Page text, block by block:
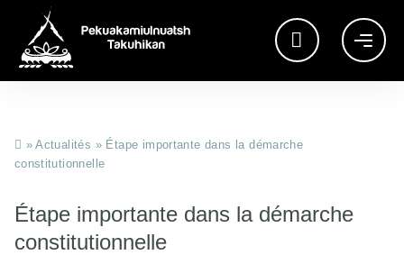
»Actualités » Étape importante dans la démarche
constitutionnelle
Étape importante dans la démarche
constitutionnelle